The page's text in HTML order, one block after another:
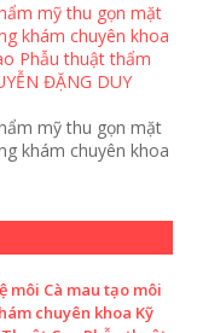
mỹ thu gọn mặt
khám chuyên khoa
Phẫu thuật thẩm
ĐẶNG DUY
mỹ thu gọn mặt
khám chuyên khoa
môi Cà mau tạo môi
chuyên khoa Kỹ